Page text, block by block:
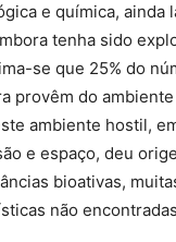
e química, ainda
tenha sido
se que 25% do
provêm do
ambiente hostil,
e espaço, deu
bioativas,
não